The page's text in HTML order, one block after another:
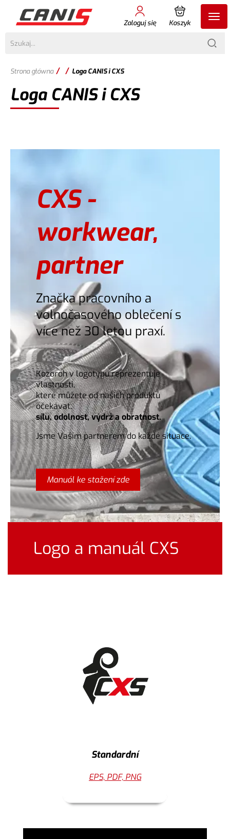
Zaloguj się Koszyk
Strona główna / / Loga CANIS i CXS
Loga CANIS i CXS
CXS -
workwear,
partner
Značka pracovního a
volnočasovéhooblečení s
více než 30 letou praxí.
Kozoroh v logotypu reprezentuje
vlastnosti,
které můžete od našich produktů
očekávat:
sílu,odolnost, výdrž a obratnost.
Jsme Vaším partnerem do každé situace.
Manuál ke stažení zde
Logo a manuál CXS
Standardní
EPS, PDF, PNG